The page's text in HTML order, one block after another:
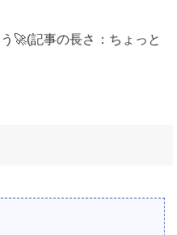
🚀(記事の長さ：ちょっと